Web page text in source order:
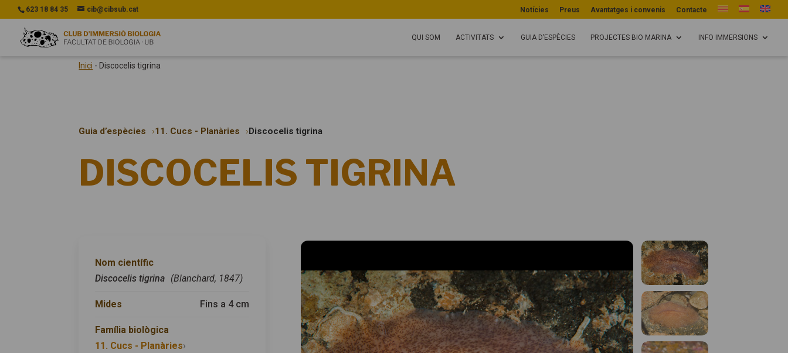
623 18 84 35 cib@cibsub.cat Notícies Preus Avantatges i convenis Contacte
QUI SOM ACTIVITATS GUIA D’ESPÈCIES PROJECTES BIO MARINA INFO IMMERSIONS
Inici - Discocelis tigrina
Guia d’espècies 11. Cucs - Planàries Discocelis tigrina
DISCOCELIS TIGRINA
Nom científic
Discocelis tigrina (Blanchard, 1847)
Mides Fins a 4 cm
Família biològica
11. Cucs - Planàries›